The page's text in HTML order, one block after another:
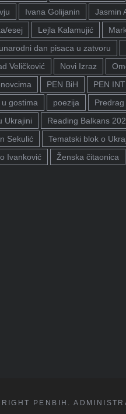
Ivana Golijanin Jasmin
esej
Lejla Kalamujić
dan pisaca u zatvoru
Veličković
Novi Izraz
PEN BiH
PEN
u gostima
poezija Predrag
Ukrajini
Reading Balkans
Sekulić
Tematski blok o
Ivanković
Ženska čitaonica
PENBIH.